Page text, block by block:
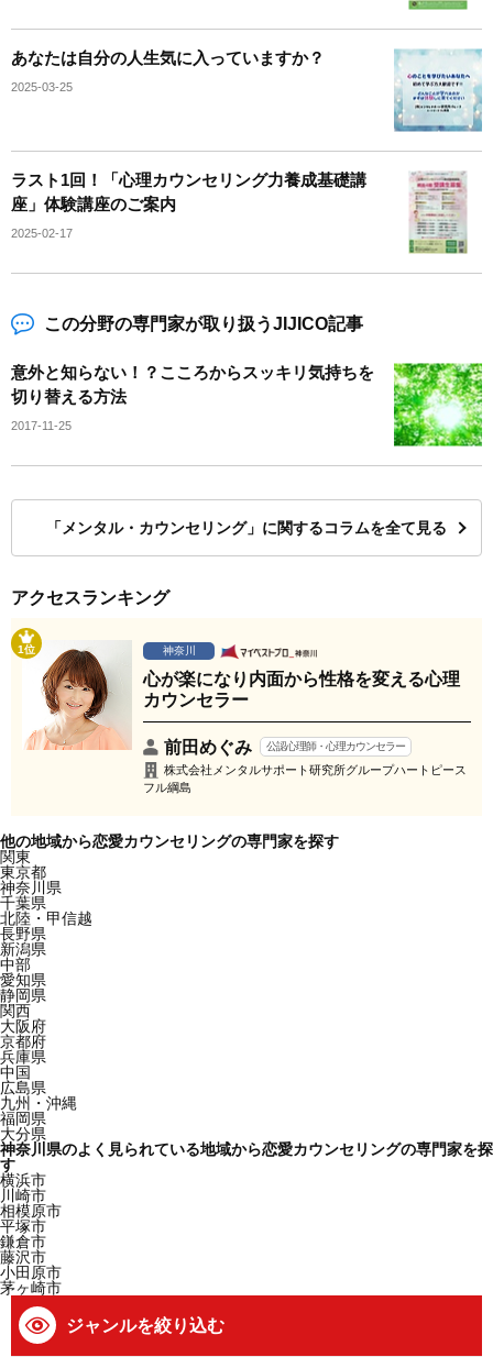
あなたは自分の人生気に入っていますか？
2025-03-25
ラスト1回！「心理カウンセリング力養成基礎講
座」体験講座のご案内
2025-02-17
この分野の専門家が取り扱うJIJICO記事
意外と知らない！？こころからスッキリ気持ちを
切り替える方法
2017-11-25
「メンタル・カウンセリング」に関するコラムを全て見る
アクセスランキング
1位 神奈川
心が楽になり内面から性格を変える心理
カウンセラー
前田めぐみ 公認心理師・心理カウンセラー
株式会社メンタルサポート研究所グループハートピース
フル綱島
他の地域から恋愛カウンセリングの専門家を探す
関東
東京都
神奈川県
千葉県
北陸・甲信越
長野県
新潟県
中部
愛知県
静岡県
関西
大阪府
京都府
兵庫県
中国
広島県
九州・沖縄
福岡県
大分県
神奈川県のよく見られている地域から恋愛カウンセリングの専門家を探
す
横浜市
川崎市
相模原市
平塚市
鎌倉市
藤沢市
小田原市
茅ヶ崎市
ジャンルを絞り込む